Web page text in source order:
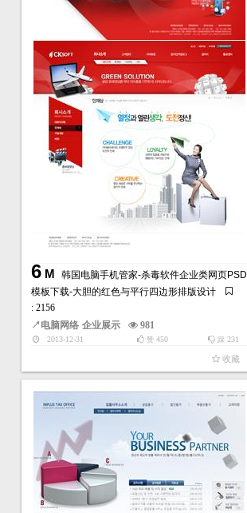
6M
韩国电脑手机管家-杀毒软件企业类网页PSD
模板下载-大胆的红色与平行四边形排版设计
: 2156
↗电脑网络 企业展示 981
2013-12-31 踩 231
赞450
收藏